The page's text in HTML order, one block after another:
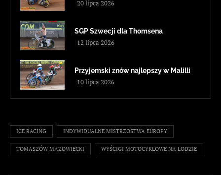
20 lipca 2026
SGP Szwecji dla Thomsena
12 lipca 2026
Przyjemski znów najlepszy w Malilli
10 lipca 2026
ICE RACING INDYWIDUALNE MISTRZOSTWA EUROPY
TOMASZÓW MAZOWIECKI WYŚCIGI MOTOCYKLOWE NA LODZIE